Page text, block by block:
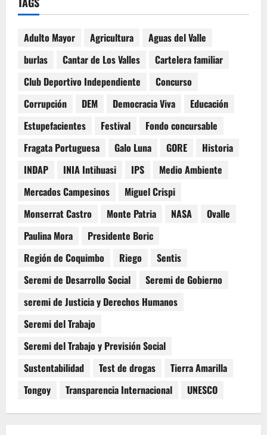
Adulto Mayor Agricultura
Aguas del Valle
burlas
Cantar de Los Valles
Cartelera familiar
Club Deportivo Independiente
Concurso
Corrupción
DEM Democracia Viva
Educación
Estupefacientes
Festival
Fondo concursable
Fragata Portuguesa
Galo Luna GORE
Historia
INDAP
INIA Intihuasi IPS
Medio Ambiente
Mercados Campesinos
Miguel Crispi
Monserrat Castro
Monte Patria NASA
Ovalle
Paulina Mora
Presidente Boric
Región de Coquimbo
Riego
Sentis
Seremi de Desarrollo Social
Seremi de Gobierno
seremi de Justicia y Derechos Humanos
Seremi del Trabajo
Seremi del Trabajo y Previsión Social
Sustentabilidad
Test de drogas
Tierra Amarilla
Tongoy
Transparencia Internacional UNESCO